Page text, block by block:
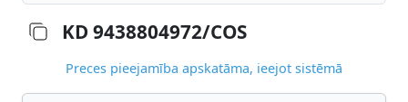
KD 9438804972/COS
Preces pieejamība apskatāma, ieejot sistēmā